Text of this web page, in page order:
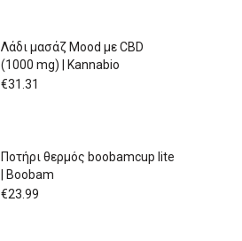
Λάδι μασάζ Mood με CBD
(1000 mg) | Kannabio
€31.31
Ποτήρι θερμός boobamcup lite
| Boobam
€23.99